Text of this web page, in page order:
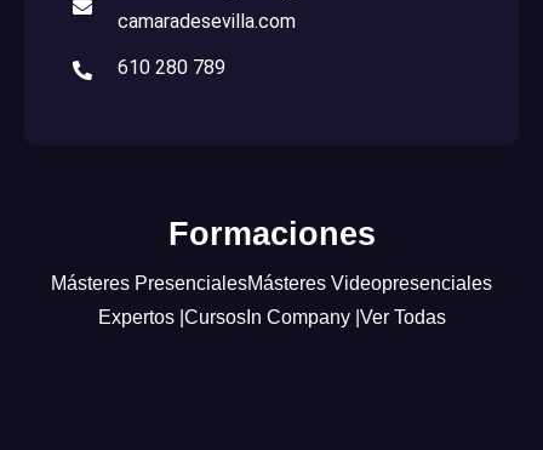
camaradesevilla.com
610 280 789
Formaciones
Másteres PresencialesMásteres Videopresenciales
Expertos | CursosIn Company | Ver Todas